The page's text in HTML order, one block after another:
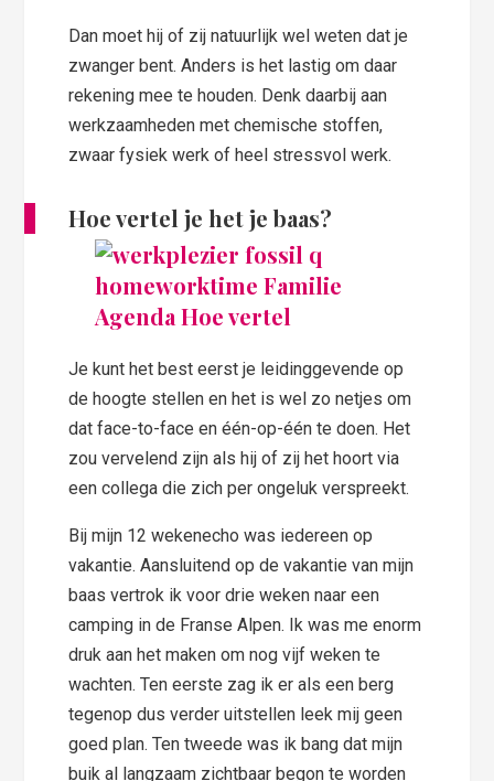
Dan moet hij of zij natuurlijk wel weten dat je
zwanger bent. Anders is het lastig om daar
rekening mee te houden. Denk daarbij aan
werkzaamheden met chemische stoffen,
zwaar fysiek werk of heel stressvol werk.
Hoe vertel je het je baas?
Je kunt het best eerst je leidinggevende op
de hoogte stellen en het is wel zo netjes om
dat face-to-face en één-op-één te doen. Het
zou vervelend zijn als hij of zij het hoort via
een collega die zich per ongeluk verspreekt.
Bij mijn 12 wekenecho was iedereen op
vakantie. Aansluitend op de vakantie van mijn
baas vertrok ik voor drie weken naar een
camping in de Franse Alpen. Ik was me enorm
druk aan het maken om nog vijf weken te
wachten. Ten eerste zag ik er als een berg
tegenop dus verder uitstellen leek mij geen
goed plan. Ten tweede was ik bang dat mijn
buik al langzaam zichtbaar begon te worden